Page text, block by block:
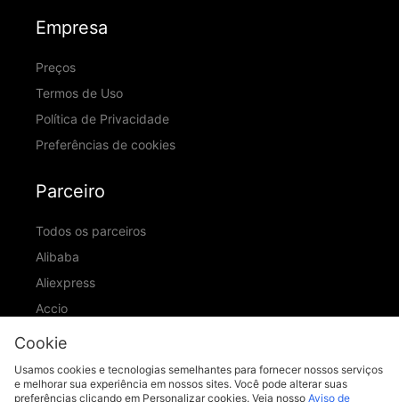
Empresa
Preços
Termos de Uso
Política de Privacidade
Preferências de cookies
Parceiro
Todos os parceiros
Alibaba
Aliexpress
Accio
ID Ranking
Cookie
Usamos cookies e tecnologias semelhantes para fornecer nossos serviços
e melhorar sua experiência em nossos sites. Você pode alterar suas
preferências clicando em Personalizar cookies. Veja nosso Aviso de